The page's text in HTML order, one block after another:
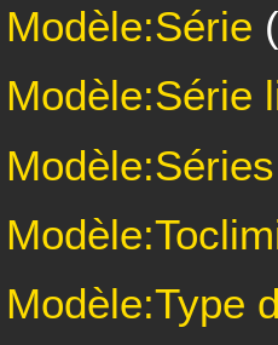
Modèle:Série
Modèle:Série
Modèle:Type